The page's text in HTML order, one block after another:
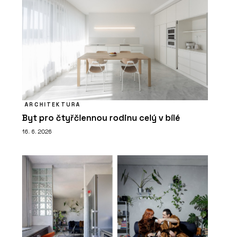
ARCHITEKTURA
Byt pro čtyřčlennou rodinu celý v bílé
16. 6. 2026